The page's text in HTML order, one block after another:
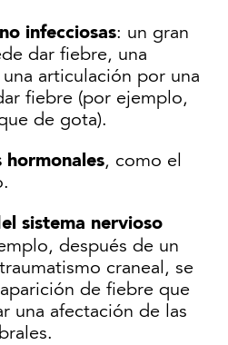
infecciosas: un gran
dar fiebre, una
articulación por una
fiebre (por ejemplo,
de gota).
hormonales, como el
sistema nervioso
después de un
craneal, se
de fiebre que
una afectación de las